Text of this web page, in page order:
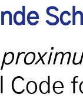
Code